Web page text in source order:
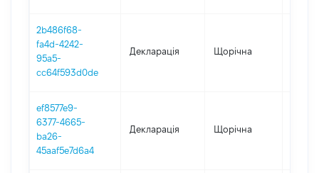
2b486f68-
fa4d-4242-
95a5-
cc64f593d0de
Декларація Щорічна
ef8577e9-
6377-4665-
ba26-
45aaf5e7d6a4
Декларація Щорічна